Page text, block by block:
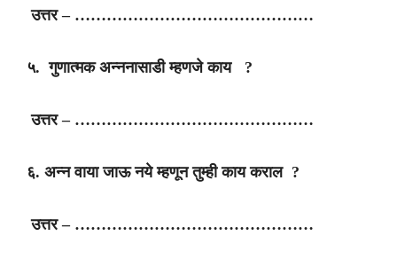
उत्तर – ………………………………………
५. गुणात्मक अन्ननासाडी म्हणजे काय ?
उत्तर – ………………………………………
६. अन्न वाया जाऊ नये म्हणून तुम्ही काय कराल ?
उत्तर – ………………………………………